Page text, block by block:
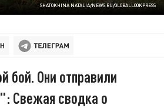
SHATOKHINA NATALIA/NEWS.RU/GLOBALLOOKPRESS
бой. Они отправили
Свежая сводка о